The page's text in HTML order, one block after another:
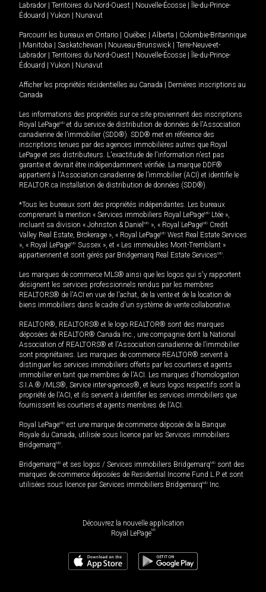
Labrador | Territoires du Nord-Ouest | Nouvelle-Écosse | Île-du-Prince-
Édouard | Yukon | Nunavut
Parcourir les bureaux en Ontario | Québec | Alberta | Colombie-Britannique
| Manitoba | Saskatchewan | Nouveau-Brunswick | Terre-Neuve-et-
Labrador | Territoires du Nord-Ouest | Nouvelle-Écosse | Île-du-Prince-
Édouard | Yukon | Nunavut
Afficher les propriétés résidentielles au Canada | Dernières inscriptions au
Canada
Les informations des propriétés sur ce site proviennent des inscriptions
Royal LePageMD et du service de distribution de données de l'Association
canadienne de l’immobilier (SDD®). SDD® met en référence des
inscriptions tenues par des agences immobilières autres que Royal
LePage et ses distributeurs. L'exactitude de l'information n'est pas
garantie et devrait être indépendamment vérifiée. La marque DDF®
appartient à l'Association canadienne de l’immobilier (ACI) et identifie le
REALTOR.ca Installation de distribution de données (SDD®).
*Tous les bureaux sont des propriétés indépendantes. Les bureaux
comprenant la mention « Services immobiliers Royal LePageMD Ltée »,
incluant sa division « Johnston & Daniel MD », « Royal LePageMD Credit
Valley Real Estate, Brokerage », « Royal LePageMD West Real Estate Services
», « Royal LePageMD Sussex », et « Les immeubles Mont-Tremblant »
appartiennent et sont gérés par Bridgemarq Real Estate ServicesMD
Les marques de commerce MLS® ainsi que les logos qui s'y rapportent
désignent les services professionnels rendus par les membres
REALTORS® de l'ACI en vue de l'achat, de la vente et de la location de
biens immobiliers dans le cadre d'un système de vente collaborative.
REALTOR®, REALTORS® et le logo REALTOR® sont des marques
déposées de REALTOR® Canada Inc., une compagnie dont la National
Association of REALTORS® et l'Association canadienne de l’immobilier
sont propriétaires. Les marques de commerce REALTOR® servent à
distinguer les services immobiliers offerts par les courtiers et agents
immobilier en tant que membres de l'ACI. Les marques d'homologation
S.I.A.® /MLS®, Service inter-agences®, et leurs logos respectifs sont la
propriété de l'ACI, et ils servent à identifier les services immobiliers que
fournissent les courtiers et agents membres de l'ACI.
Royal LePageMD est une marque de commerce déposée de la Banque
Royale du Canada, utilisée sous licence par les Services immobiliers
BridgemarqMD
BridgemarqMD et ses logos / Services immobiliers BridgemarqMD sont des
marques de commerce déposées de Residential Income Fund L.P. et sont
utilisées sous licence par Services immobiliers BridgemarqMD Inc.
Découvrez la nouvelle application
Royal LePageMD